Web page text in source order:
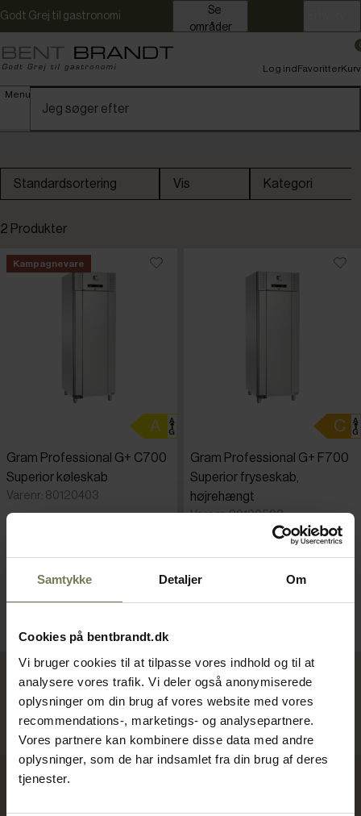
Samtykke Detaljer Om
Cookies på bentbrandt.dk
Vi bruger cookies til at tilpasse vores indhold og til at
analysere vores trafik. Vi deler også anonymiserede
oplysninger om din brug af vores website med vores
recommendations-, marketings- og analysepartnere.
Vores partnere kan kombinere disse data med andre
oplysninger, som de har indsamlet fra din brug af deres
tjenester.
Godt Grej til gastronomi
områder
Menu
Log indFavoritterKurv
Standardsortering
Standardsortering
Højeste pris
Varenr.
Vis Kategori
2 Produkter
Kampagnevare
Gram Professional G+ C700
Superior køleskab
Varenr: 80120403
Normalpris: 25.700,00 kr./stk.
Læg i kurv
Gram Professional G+ F700
Superior fryseskab,
højrehængt
Varenr: 80120503
Din pris (ekskl. moms)
Viser 2 af 2 produkter